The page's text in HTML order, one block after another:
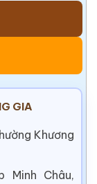
GIA
Khương
Minh Châu,